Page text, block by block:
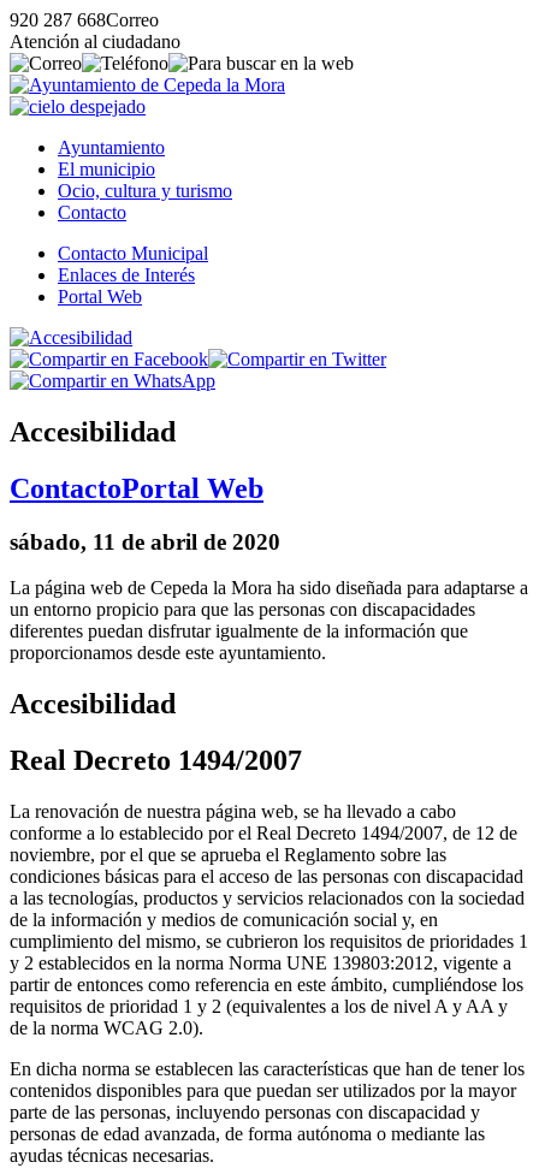
920 287 668Correo
Atención al ciudadano
Ayuntamiento
El municipio
Ocio, cultura y turismo
Contacto
Contacto Municipal
Enlaces de Interés
Portal Web
Accesibilidad
ContactoPortal Web
sábado, 11 de abril de 2020
La página web de Cepeda la Mora ha sido diseñada para adaptarse a
un entorno propicio para que las personas con discapacidades
diferentes puedan disfrutar igualmente de la información que
proporcionamos desde este ayuntamiento.
Accesibilidad
Real Decreto 1494/2007
La renovación de nuestra página web, se ha llevado a cabo
conforme a lo establecido por el Real Decreto 1494/2007, de 12 de
noviembre, por el que se aprueba el Reglamento sobre las
condiciones básicas para el acceso de las personas con discapacidad
a las tecnologías, productos y servicios relacionados con la sociedad
de la información y medios de comunicación social y, en
cumplimiento del mismo, se cubrieron los requisitos de prioridades 1
y 2 establecidos en la norma Norma UNE 139803:2012, vigente a
partir de entonces como referencia en este ámbito, cumpliéndose los
requisitos de prioridad 1 y 2 (equivalentes a los de nivel A y AA y
de la norma WCAG 2.0).
En dicha norma se establecen las características que han de tener los
contenidos disponibles para que puedan ser utilizados por la mayor
parte de las personas, incluyendo personas con discapacidad y
personas de edad avanzada, de forma autónoma o mediante las
ayudas técnicas necesarias.